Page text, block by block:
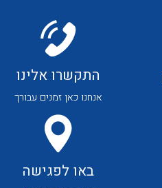
לכל מוצרי היצרן
התקשרו אלינו
אנחנו כאן זמנים עבורך
באו לפגישה